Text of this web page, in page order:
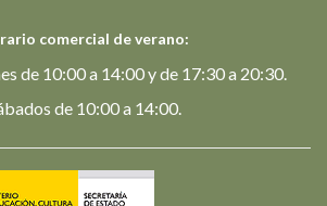
comercial de verano:
de 10:00 a 14:00 y de 17:30 a 20:30.
de 10:00 a 14:00.